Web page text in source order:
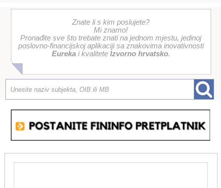
Znate li s kim poslujete?
Mi znamo!
Pronađite sve što trebate znati na jednom mjestu, jedinoj
poslovno-financijskoj aplikaciji sa znakovima inovativnosti
Eurekai kvalitete Izvorno hrvatsko.